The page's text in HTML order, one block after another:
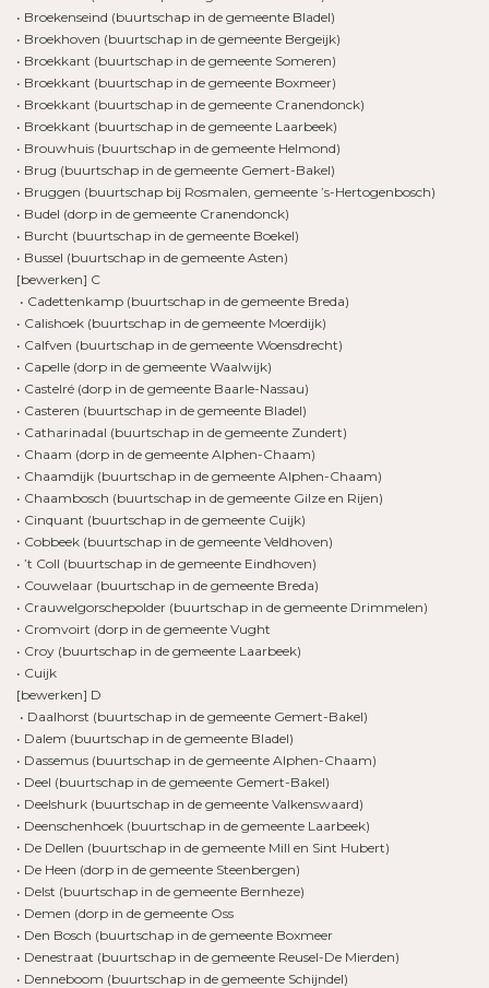
• Broekenseind (buurtschap in de gemeente Bladel)
• Broekhoven (buurtschap in de gemeente Bergeijk)
• Broekkant (buurtschap in de gemeente Someren)
• Broekkant (buurtschap in de gemeente Boxmeer)
• Broekkant (buurtschap in de gemeente Cranendonck)
• Broekkant (buurtschap in de gemeente Laarbeek)
• Brouwhuis (buurtschap in de gemeente Helmond)
• Brug (buurtschap in de gemeente Gemert-Bakel)
• Bruggen (buurtschap bij Rosmalen, gemeente ’s-Hertogenbosch)
• Budel (dorp in de gemeente Cranendonck)
• Burcht (buurtschap in de gemeente Boekel)
• Bussel (buurtschap in de gemeente Asten)
[bewerken] C
• Cadettenkamp (buurtschap in de gemeente Breda)
• Calishoek (buurtschap in de gemeente Moerdijk)
• Calfven (buurtschap in de gemeente Woensdrecht)
• Capelle (dorp in de gemeente Waalwijk)
• Castelré (dorp in de gemeente Baarle-Nassau)
• Casteren (buurtschap in de gemeente Bladel)
• Catharinadal (buurtschap in de gemeente Zundert)
• Chaam (dorp in de gemeente Alphen-Chaam)
• Chaamdijk (buurtschap in de gemeente Alphen-Chaam)
• Chaambosch (buurtschap in de gemeente Gilze en Rijen)
• Cinquant (buurtschap in de gemeente Cuijk)
• Cobbeek (buurtschap in de gemeente Veldhoven)
• ’t Coll (buurtschap in de gemeente Eindhoven)
• Couwelaar (buurtschap in de gemeente Breda)
• Crauwelgorschepolder (buurtschap in de gemeente Drimmelen)
• Cromvoirt (dorp in de gemeente Vught
• Croy (buurtschap in de gemeente Laarbeek)
• Cuijk
[bewerken] D
• Daalhorst (buurtschap in de gemeente Gemert-Bakel)
• Dalem (buurtschap in de gemeente Bladel)
• Dassemus (buurtschap in de gemeente Alphen-Chaam)
• Deel (buurtschap in de gemeente Gemert-Bakel)
• Deelshurk (buurtschap in de gemeente Valkenswaard)
• Deenschenhoek (buurtschap in de gemeente Laarbeek)
• De Dellen (buurtschap in de gemeente Mill en Sint Hubert)
• De Heen (dorp in de gemeente Steenbergen)
• Delst (buurtschap in de gemeente Bernheze)
• Demen (dorp in de gemeente Oss
• Den Bosch (buurtschap in de gemeente Boxmeer
• Denestraat (buurtschap in de gemeente Reusel-De Mierden)
• Denneboom (buurtschap in de gemeente Schijndel)